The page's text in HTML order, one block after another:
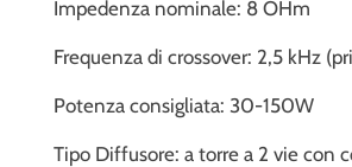
Impedenza nominale: 8 OHm
Frequenza di crossover: 2,5 kHz
Potenza consigliata: 30-150W
Tipo Diffusore: a torre a 2 vie con